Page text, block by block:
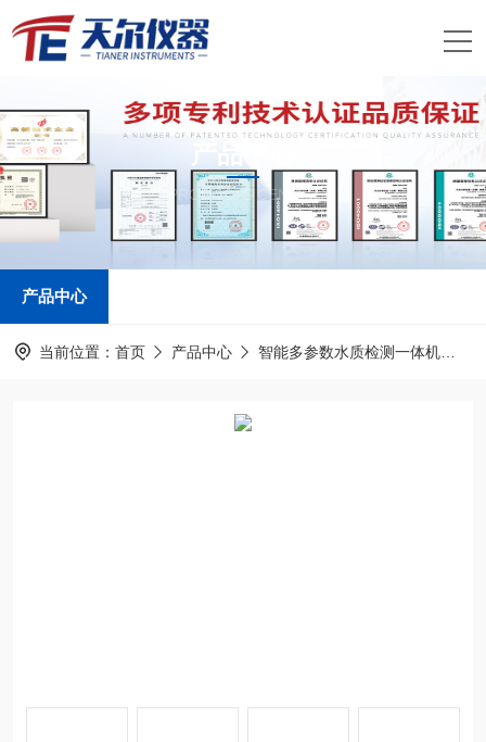
产品中心
PRODUCTS CENTER
产品中心
当前位置： 首页 产品中心 智能多参数水质检测一体机